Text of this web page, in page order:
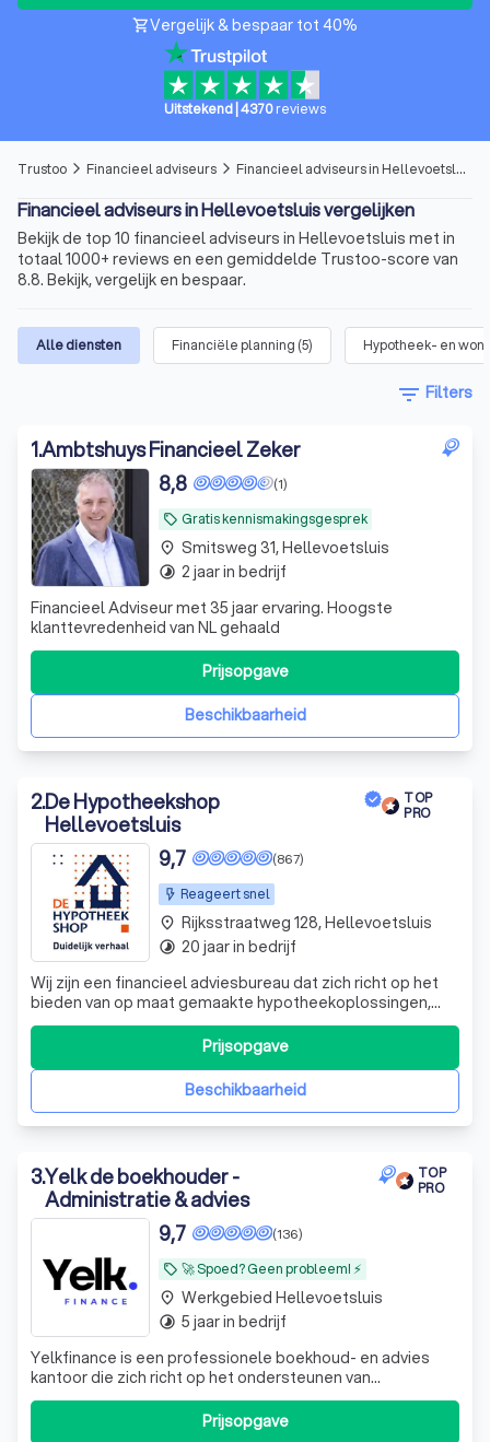
shopping_cartVergelijk & bespaar tot 40%
Uitstekend 4370reviews
Trustoo arrow_forward_ios Financieel adviseurs arrow_forward_ios Financieel adviseurs in Hellevoetsluis
Financieel adviseurs in Hellevoetsluis vergelijken
Bekijk de top 10 financieel adviseurs in Hellevoetsluis met in
totaal 1000+ reviews en een gemiddelde Trustoo-score van
8.8. Bekijk, vergelijk en bespaar.
Alle diensten Financiële planning (5) Hypotheek- en
filter_list Filters
1.Ambtshuys Financieel Zeker
local_offer Gratis kennismakingsgesprek
(1)
8,8
Financieel Adviseur met 35 jaar ervaring. Hoogste
klanttevredenheid van NL gehaald
Beschikbaarheid
Prijsopgave
place Smitsweg 31, Hellevoetsluis
timelapse 2 jaar in bedrijf
2.De Hypotheekshop
Hellevoetsluis
TOP
PRO
Reageert snel
(867)
9,7
Wij zijn een financieel adviesbureau dat zich richt op het
bieden van op maat gemaakte hypotheekoplossingen,
verzekeringen en pensioenadvies. Onze diensten zijn
afgestemd op uw persoonlijke situatie en wensen.
Daarnaast bieden we nazorg na het afsluiten van uw
hypotheek en begeleiden we u bij de aan
Beschikbaarheid
Prijsopgave
place Rijksstraatweg 128, Hellevoetsluis
timelapse 20 jaar in bedrijf
3.Yelk de boekhouder -
Administratie & advies
TOP
PRO
local_offer 🚀 Spoed? Geen probleem! ⚡
(136)
9,7
Yelkfinance is een professionele boekhoud- en advies
kantoor die zich richt op het ondersteunen van
ondernemers en bedrijven in Nederland, maar wij helpen
ook particulieren met hun inkomstenbelasting. Met onze
expertise in financiële administratie, belastingadvies en
Prijsopgave
place Werkgebied Hellevoetsluis
timelapse 5 jaar in bedrijf